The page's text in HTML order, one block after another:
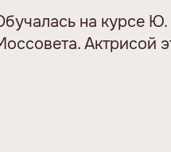
на курсе Ю.
Актрисой